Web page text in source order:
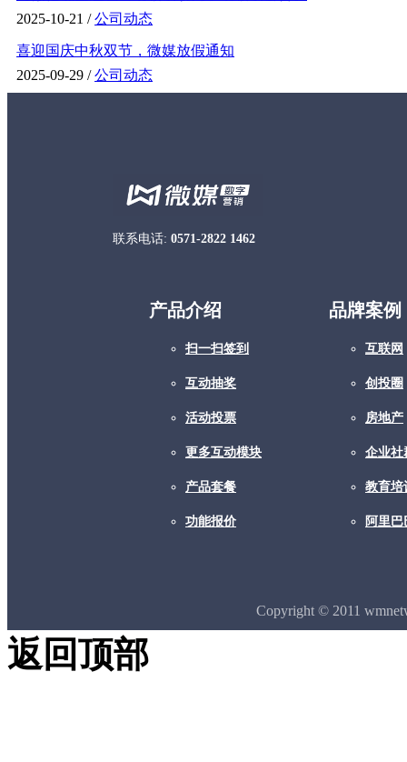
2025-10-21 /公司动态
喜迎国庆中秋双节，微媒放假通知
2025-09-29 /公司动态
联系电话: 0571-2822 1462
产品介绍
扫一扫签到
互动抽奖
活动投票
更多互动模块
产品套餐
功能报价
品牌案例
互联网
创投圈
房地产
企业社
教育培
阿里巴
Copyright © 2011
返回顶部